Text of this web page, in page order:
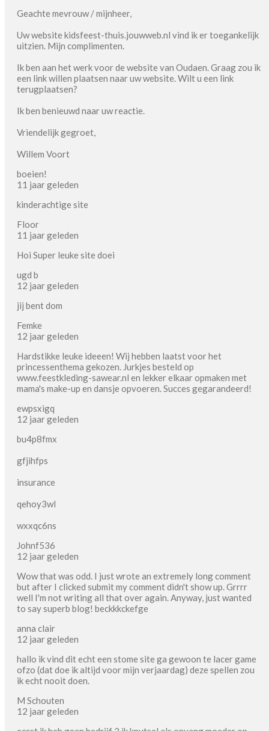
Geachte mevrouw / mijnheer,
Uw website kidsfeest-thuis.jouwweb.nl vind ik er toegankelijk
uitzien. Mijn complimenten.
Ik ben aan het werk voor de website van Oudaen. Graag zou ik
een link willen plaatsen naar uw website. Wilt u een link
terugplaatsen?
Ik ben benieuwd naar uw reactie.
Vriendelijk gegroet,
Willem Voort
boeien!
11 jaar geleden
kinderachtige site
Floor
11 jaar geleden
Hoi Super leuke site doei
ugd b
12 jaar geleden
jij bent dom
Femke
12 jaar geleden
Hardstikke leuke ideeen! Wij hebben laatst voor het
princessenthema gekozen. Jurkjes besteld op
www.feestkleding-sawear.nl en lekker elkaar opmaken met
mama's make-up en dansje opvoeren. Succes gegarandeerd!
ewpsxigq
12 jaar geleden
bu4p8fmx
gfjihfps
insurance
qehoy3wl
wxxqc6ns
Johnf536
12 jaar geleden
Wow that was odd. I just wrote an extremely long comment
but after I clicked submit my comment didn't show up. Grrrr
well I'm not writing all that over again. Anyway, just wanted
to say superb blog! beckkkckefge
anna clair
12 jaar geleden
hallo ik vind dit echt een stome site ga gewoon te lacer game
ofzo (dat doe ik altijd voor mijn verjaardag) deze spellen zou
ik echt nooit doen.
M Schouten
12 jaar geleden